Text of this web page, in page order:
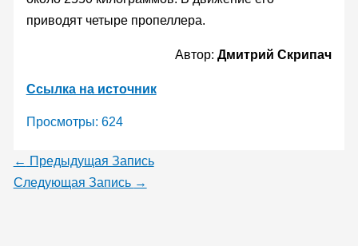
приводят четыре пропеллера.
Автор:Дмитрий Скрипач
Ссылка на источник
Просмотры: 624
← Предыдущая Запись
Следующая Запись →